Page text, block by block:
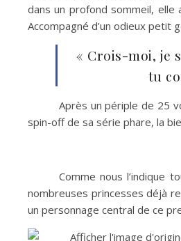
dans un profond sommeil, elle
Accompagné d’un odieux petit
« Crois-moi, je
tu
Après un périple de 25
spin-off de sa série phare, la
Comme nous l’indique
nombreuses princesses déjà
un personnage central de ce